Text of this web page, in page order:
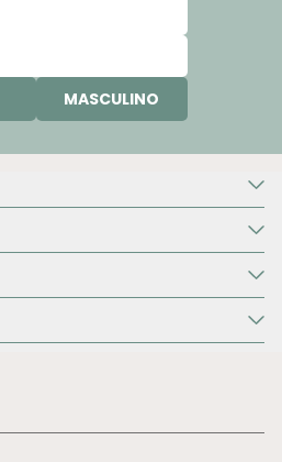
MASCULINO